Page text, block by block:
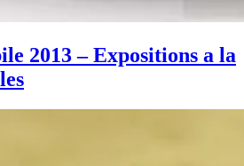
2013 – Expositions a la